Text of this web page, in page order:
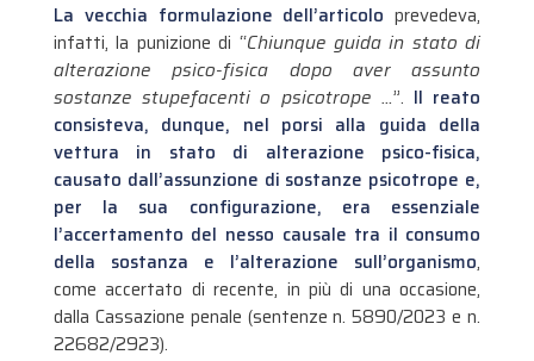
La vecchia formulazione dell’articolo prevedeva,
infatti, la punizione di “Chiunque guida in stato di
alterazione psico-fisica dopo aver assunto
sostanze stupefacenti o psicotrope …”. Il reato
consisteva, dunque, nel porsi alla guida della
vettura in stato di alterazione psico-fisica,
causato dall’assunzione di sostanze psicotrope e,
per la sua configurazione, era essenziale
l’accertamento del nesso causale tra il consumo
della sostanza e l’alterazione sull’organismo,
come accertato di recente, in più di una occasione,
dalla Cassazione penale (sentenze n. 5890/2023 e n.
22682/2923).